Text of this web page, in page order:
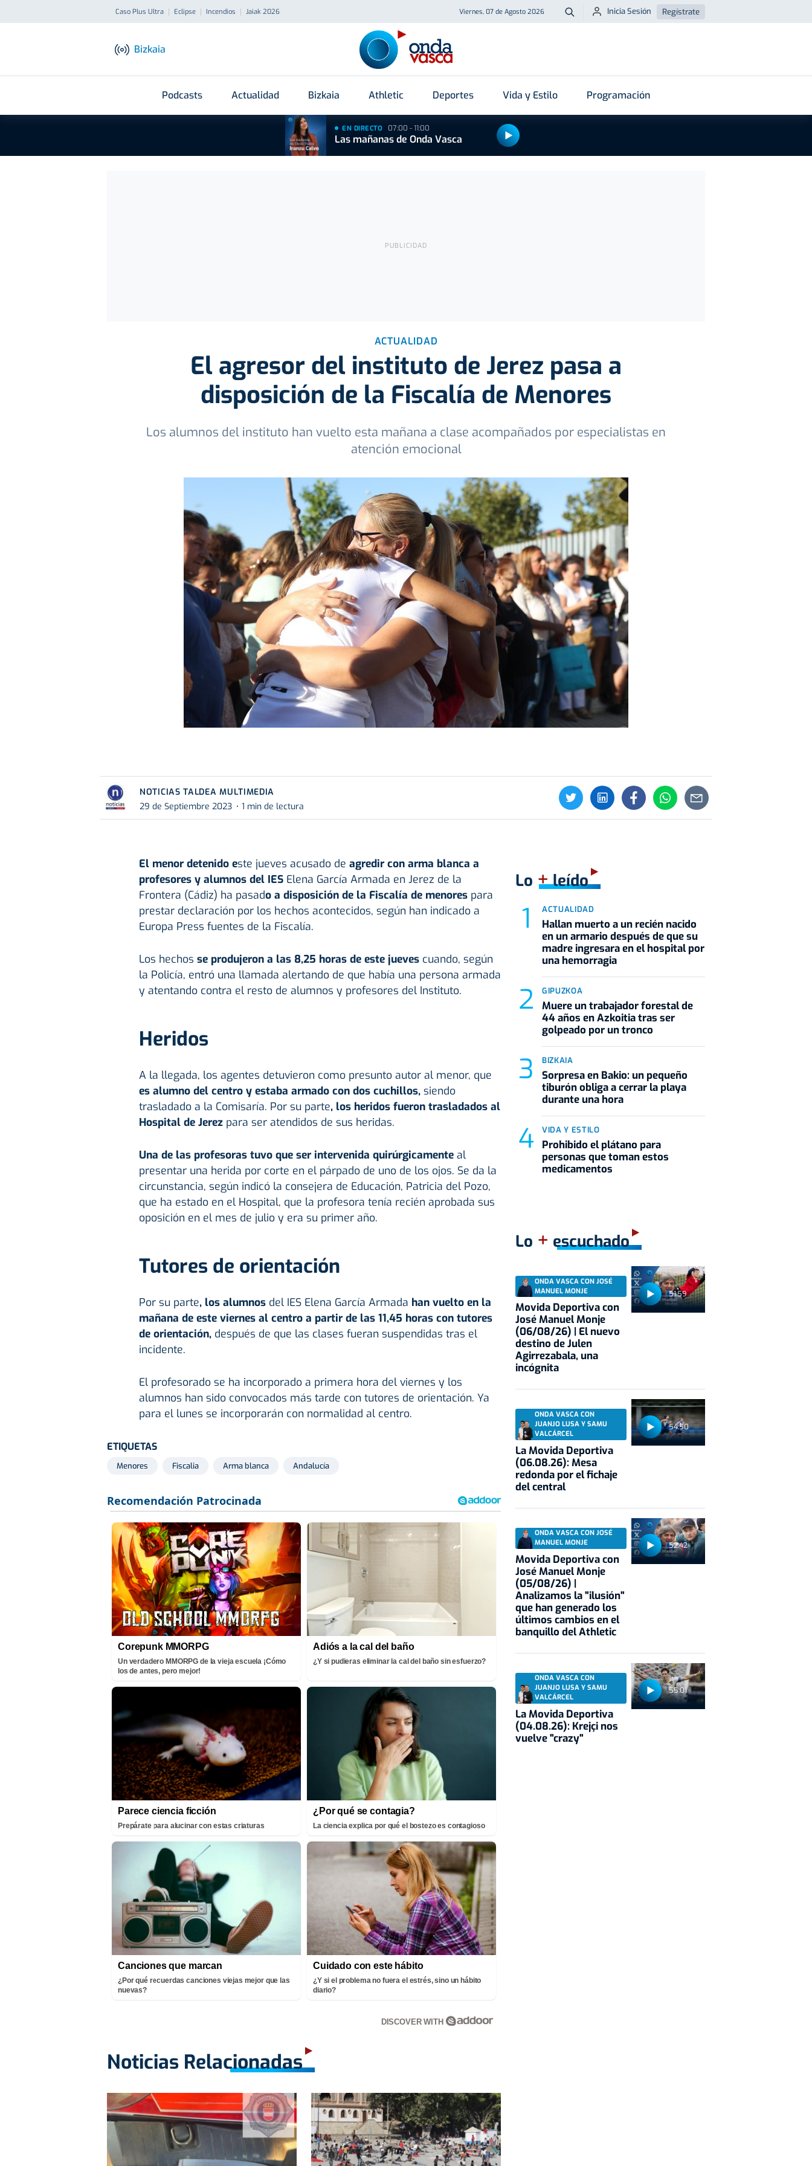
Caso Plus Ultra Eclipse Incendios Jaiak 2026 Viernes, 07 de Agosto 2026 Buscar
Inicia Sesión Regístrate
Bizkaia
Podcasts Actualidad Bizkaia Athletic Deportes Vida y Estilo Programación
EN DIRECTO 07:00 - 11:00
Las mañanas de Onda Vasca
ACTUALIDAD
El agresor del instituto de Jerez pasa a
disposición de la Fiscalía de Menores
Los alumnos del instituto han vuelto esta mañana a clase acompañados por especialistas en
atención emocional
NOTICIAS TALDEA MULTIMEDIA
29 de Septiembre 2023
1 min de lectura
El menor detenido este jueves acusado de agredir con arma blanca a
profesores y alumnos del IES Elena García Armada en Jerez de la
Frontera (Cádiz) ha pasado a disposición de la Fiscalía de menorespara
prestar declaración por los hechos acontecidos, según han indicado a
Europa Press fuentes de la Fiscalía.
Los hechos se produjeron a las 8,25 horas de este jueves cuando, según
la Policía, entró una llamada alertando de que había una persona armada
y atentando contra el resto de alumnos y profesores del Instituto.
Heridos
A la llegada, los agentes detuvieron como presunto autor al menor, que
es alumno del centro y estaba armado con dos cuchillos, siendo
trasladado a la Comisaría. Por su parte, los heridos fueron trasladados al
Hospital de Jerez para ser atendidos de sus heridas.
Una de las profesoras tuvo que ser intervenida quirúrgicamenteal
presentar una herida por corte en el párpado de uno de los ojos. Se da la
circunstancia, según indicó la consejera de Educación, Patricia del Pozo,
que ha estado en el Hospital, que la profesora tenía recién aprobada sus
oposición en el mes de julio y era su primer año.
Tutores de orientación
Por su parte, los alumnos del IES Elena García Armada han vuelto en la
mañana de este viernes al centro a partir de las 11,45 horas con tutores
de orientación,después de que las clases fueran suspendidas tras el
incidente.
El profesorado se ha incorporado a primera hora del viernes y los
alumnos han sido convocados más tarde con tutores de orientación. Ya
para el lunes se incorporarán con normalidad al centro.
ETIQUETAS
Menores Fiscalia Arma blanca Andalucía
Corepunk MMORPG
Un verdadero MMORPG de la vieja escuela ¡Cómo
los de antes, pero mejor!
Adiós a la cal del baño
¿Y si pudieras eliminar la cal del baño sin esfuerzo?
Parece ciencia ficción
Prepárate para alucinar con estas criaturas
¿Por qué se contagia?
La ciencia explica por qué el bostezo es contagioso
Canciones que marcan
¿Por qué recuerdas canciones viejas mejor que las
nuevas?
Cuidado con este hábito
¿Y si el problema no fuera el estrés, sino un hábito
diario?
DISCOVER WITH
Noticias Relacionadas
Lo +leído
ACTUALIDAD
Hallan muerto a un recién nacido
en un armario después de que su
madre ingresara en el hospital por
una hemorragia
GIPUZKOA
Muere un trabajador forestal de
44 años en Azkoitia tras ser
golpeado por un tronco
BIZKAIA
Sorpresa en Bakio: un pequeño
tiburón obliga a cerrar la playa
durante una hora
VIDA Y ESTILO
Prohibido el plátano para
personas que toman estos
medicamentos
Lo + escuchado
51:59
ONDA VASCA CON JOSÉ
MANUEL MONJE
Movida Deportiva con
José Manuel Monje
(06/08/26) | El nuevo
destino de Julen
Agirrezabala, una
incógnita
54:50
ONDA VASCA CON
JUANJO LUSA Y SAMU
VALCÁRCEL
La Movida Deportiva
(06.08.26): Mesa
redonda por el fichaje
del central
52:42
ONDA VASCA CON JOSÉ
MANUEL MONJE
Movida Deportiva con
José Manuel Monje
(05/08/26) |
Analizamos la "ilusión"
que han generado los
últimos cambios en el
banquillo del Athletic
55:01
ONDA VASCA CON
JUANJO LUSA Y SAMU
VALCÁRCEL
La Movida Deportiva
(04.08.26): Krejçi nos
vuelve "crazy"